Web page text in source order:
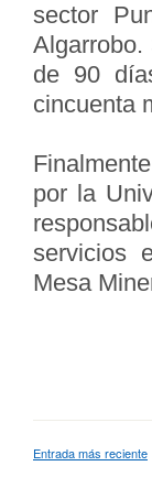
sector
Algarrobo.
de 90
cincuenta
por la
servicios
Mesa
Entrada más reciente